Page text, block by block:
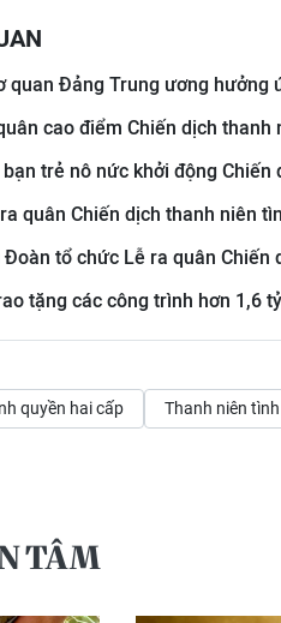
quan Đảng Trung ương hưởng
cao điểm Chiến dịch thanh
trẻ nô nức khởi động
quân Chiến dịch thanh niên
tổ chức Lễ ra quân Chiến
tặng các công trình hơn 1,6
quyền hai cấp Thanh niên
TÂM